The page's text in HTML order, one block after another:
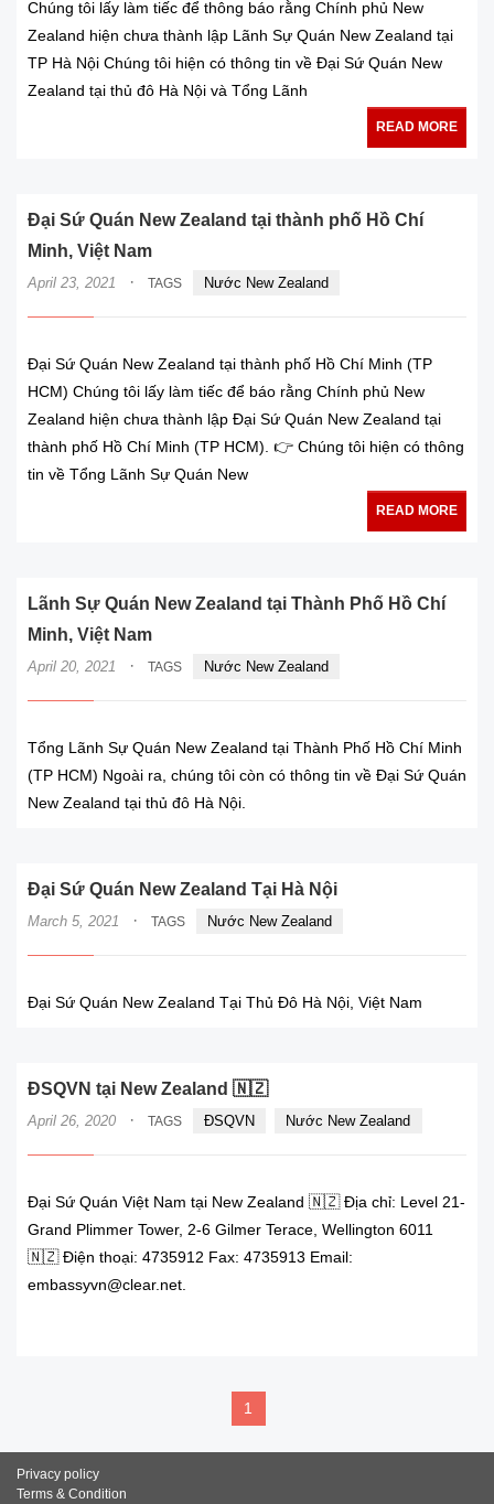
Chúng tôi lấy làm tiếc để thông báo rằng Chính phủ New
Zealand hiện chưa thành lập Lãnh Sự Quán New Zealand tại
TP Hà Nội Chúng tôi hiện có thông tin về Đại Sứ Quán New
Zealand tại thủ đô Hà Nội và Tổng Lãnh
READ MORE
Đại Sứ Quán New Zealand tại thành phố Hồ Chí
Minh, Việt Nam
April 23, 2021 · TAGS Nước New Zealand
Đại Sứ Quán New Zealand tại thành phố Hồ Chí Minh (TP
HCM) Chúng tôi lấy làm tiếc để báo rằng Chính phủ New
Zealand hiện chưa thành lập Đại Sứ Quán New Zealand tại
thành phố Hồ Chí Minh (TP HCM). 👉 Chúng tôi hiện có thông
tin về Tổng Lãnh Sự Quán New
READ MORE
Lãnh Sự Quán New Zealand tại Thành Phố Hồ Chí
Minh, Việt Nam
April 20, 2021 · TAGS Nước New Zealand
Tổng Lãnh Sự Quán New Zealand tại Thành Phố Hồ Chí Minh
(TP HCM) Ngoài ra, chúng tôi còn có thông tin về Đại Sứ Quán
New Zealand tại thủ đô Hà Nội.
Đại Sứ Quán New Zealand Tại Hà Nội
March 5, 2021 · TAGS Nước New Zealand
Đại Sứ Quán New Zealand Tại Thủ Đô Hà Nội, Việt Nam
ĐSQVN tại New Zealand 🇳🇿
April 26, 2020 · TAGS ĐSQVN Nước New Zealand
Đại Sứ Quán Việt Nam tại New Zealand 🇳🇿 Địa chỉ: Level 21-
Grand Plimmer Tower, 2-6 Gilmer Terace, Wellington 6011
🇳🇿 Điện thoại: 4735912 Fax: 4735913 Email:
embassyvn@clear.net.
1
Privacy policy
Terms & Condition